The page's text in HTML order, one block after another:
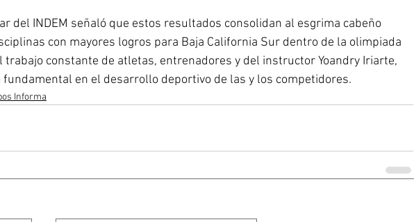
del INDEM señaló que estos resultados consolidan al esgrima cabeño
con mayores logros para Baja California Sur dentro de la olimpiada
trabajo constante de atletas, entrenadores y del instructor Yoandry Iriarte,
fundamental en el desarrollo deportivo de las y los competidores.
Informa